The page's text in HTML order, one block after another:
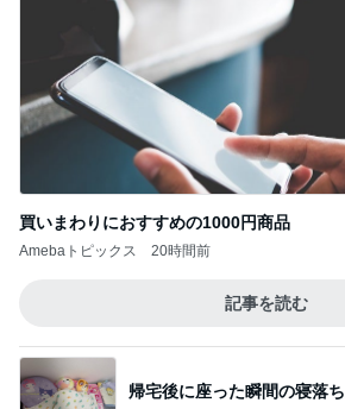
買いまわりにおすすめの1000円商品
Amebaトピックス 20時間前
記事を読む
帰宅後に座った瞬間の寝落ち